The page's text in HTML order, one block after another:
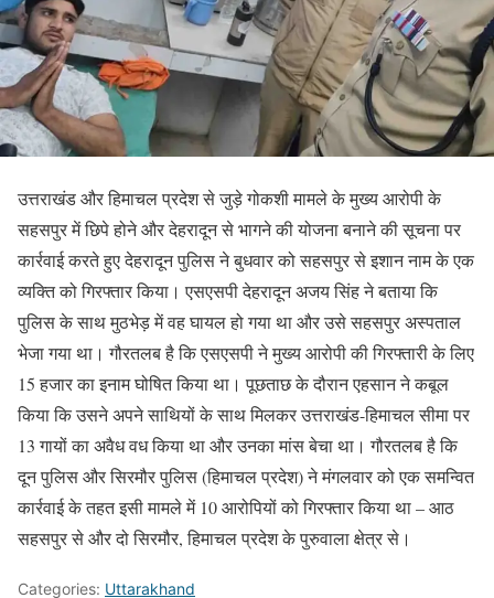
उत्तराखंड और हिमाचल प्रदेश से जुड़े गोकशी मामले के मुख्य आरोपी के
सहसपुर में छिपे होने और देहरादून से भागने की योजना बनाने की सूचना पर
कार्रवाई करते हुए देहरादून पुलिस ने बुधवार को सहसपुर से इशान नाम के एक
व्यक्ति को गिरफ्तार किया। एसएसपी देहरादून अजय सिंह ने बताया कि
पुलिस के साथ मुठभेड़ में वह घायल हो गया था और उसे सहसपुर अस्पताल
भेजा गया था। गौरतलब है कि एसएसपी ने मुख्य आरोपी की गिरफ्तारी के लिए
15 हजार का इनाम घोषित किया था। पूछताछ के दौरान एहसान ने कबूल
किया कि उसने अपने साथियों के साथ मिलकर उत्तराखंड-हिमाचल सीमा पर
13 गायों का अवैध वध किया था और उनका मांस बेचा था। गौरतलब है कि
दून पुलिस और सिरमौर पुलिस (हिमाचल प्रदेश) ने मंगलवार को एक समन्वित
कार्रवाई के तहत इसी मामले में 10 आरोपियों को गिरफ्तार किया था – आठ
सहसपुर से और दो सिरमौर, हिमाचल प्रदेश के पुरुवाला क्षेत्र से।
Categories: Uttarakhand